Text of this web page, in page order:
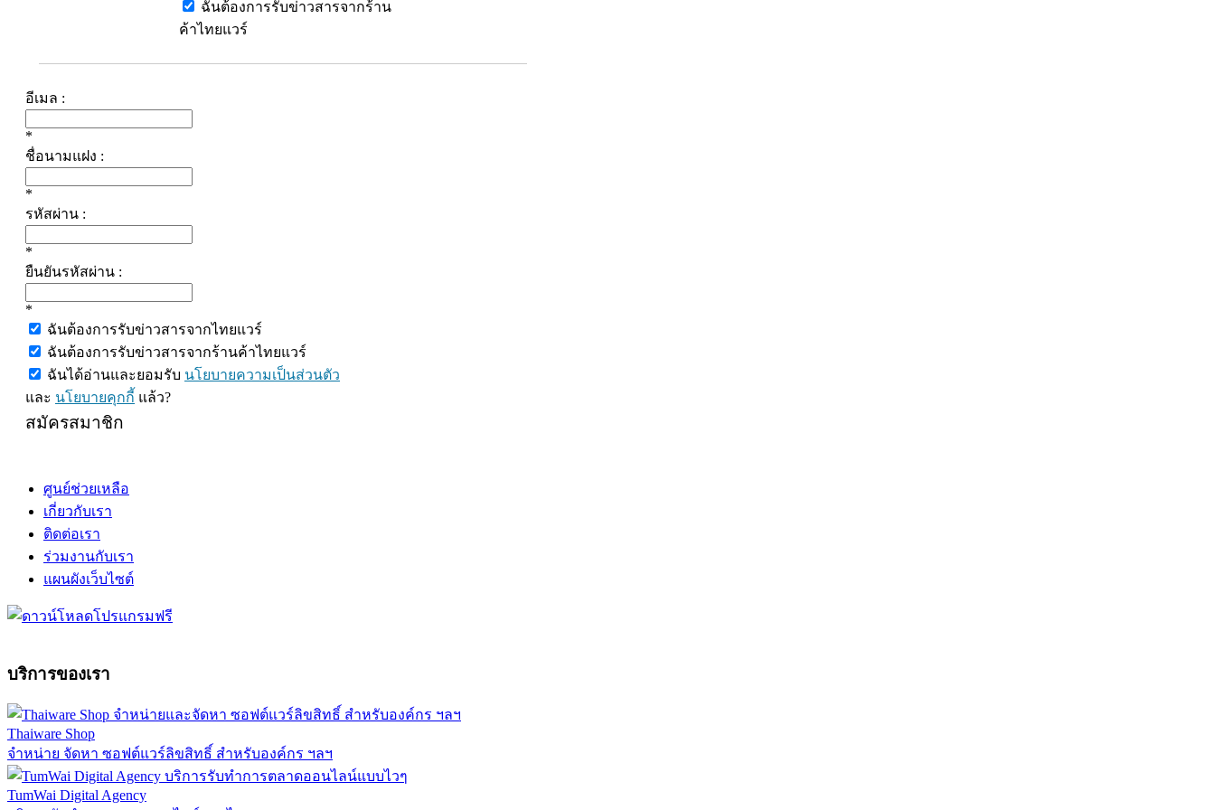
ฉันต้องการรับข่าวสารจากร้าน
ค้าไทยแวร์
อีเมล :
*
ชื่อนามแฝง :
*
รหัสผ่าน :
*
ยืนยันรหัสผ่าน :
*
ฉันต้องการรับข่าวสารจากไทยแวร์
ฉันต้องการรับข่าวสารจากร้านค้าไทยแวร์
ฉันได้อ่านและยอมรับ นโยบายความเป็นส่วนตัว
และ นโยบายคุกกี้ แล้ว?
สมัครสมาชิก
ศูนย์ช่วยเหลือ
เกี่ยวกับเรา
ติดต่อเรา
ร่วมงานกับเรา
แผนผังเว็บไซต์
บริการของเรา
Thaiware Shop
จำหน่าย จัดหา ซอฟต์แวร์ลิขสิทธิ์ สำหรับองค์กร ฯลฯ
TumWai Digital Agency